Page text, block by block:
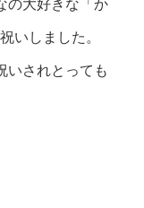
の大好きな「か
いしました。
いされとっても